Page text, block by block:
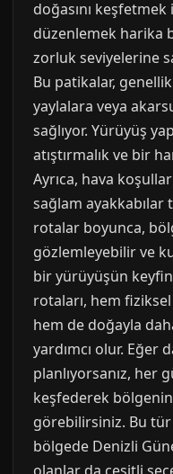
doğasını
düzenlemek harika
zorluk seviyelerine
Bu patikalar,
yaylalara veya
sağlıyor. Yürüyüş
atıştırmalık ve bir
Ayrıca, hava
sağlam
rotalar boyunca,
gözlemleyebilir ve
bir yürüyüşün
rotaları, hem
hem de doğayla
yardımcı olur. Eğer
planlıyorsanız, her
keşfederek
görebilirsiniz. Bu tür
bölgede Denizli